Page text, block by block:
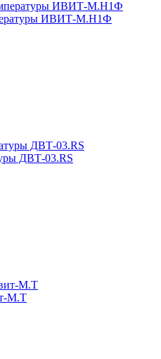
ИВИТ-М.Н1Ф
ДВТ-03.RS
М.T